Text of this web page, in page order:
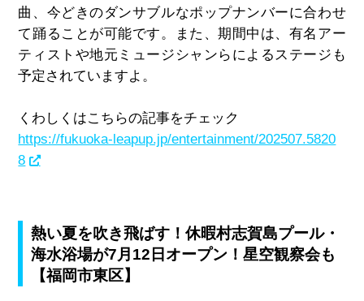
曲、今どきのダンサブルなポップナンバーに合わせ
て踊ることが可能です。また、期間中は、有名アー
ティストや地元ミュージシャンらによるステージも
予定されていますよ。
くわしくはこちらの記事をチェック
https://fukuoka-leapup.jp/entertainment/202507.5820
8
熱い夏を吹き飛ばす！休暇村志賀島プール・
海水浴場が7月12日オープン！星空観察会も
【福岡市東区】